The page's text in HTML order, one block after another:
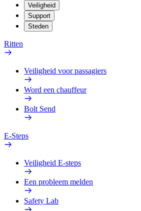
Veiligheid
Support
Steden
Ritten
Veiligheid voor passagiers
Word een chauffeur
Bolt Send
E-Steps
Veiligheid E-steps
Een probleem melden
Safety Lab